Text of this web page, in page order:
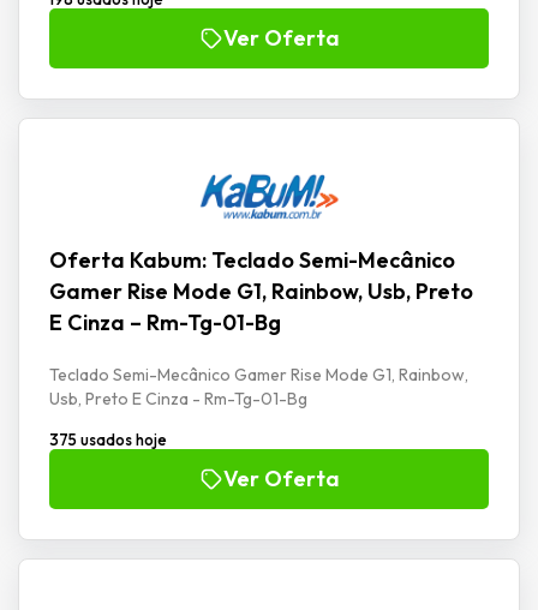
Ver Oferta
Oferta Kabum: Teclado Semi-Mecânico
Gamer Rise Mode G1, Rainbow, Usb, Preto
E Cinza – Rm-Tg-01-Bg
Teclado Semi-Mecânico Gamer Rise Mode G1, Rainbow,
Usb, Preto E Cinza - Rm-Tg-01-Bg
375 usados hoje
Ver Oferta